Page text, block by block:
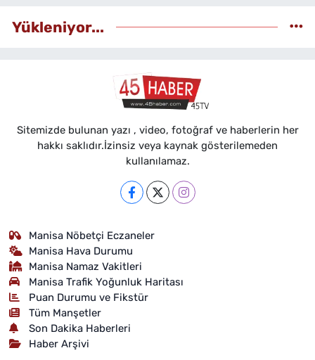
Yükleniyor...
Sitemizde bulunan yazı , video, fotoğraf ve haberlerin her
hakkı saklıdır.İzinsiz veya kaynak gösterilemeden
kullanılamaz.
Manisa Nöbetçi Eczaneler
Manisa Hava Durumu
Manisa Namaz Vakitleri
Manisa Trafik Yoğunluk Haritası
Puan Durumu ve Fikstür
Tüm Manşetler
Son Dakika Haberleri
Haber Arşivi